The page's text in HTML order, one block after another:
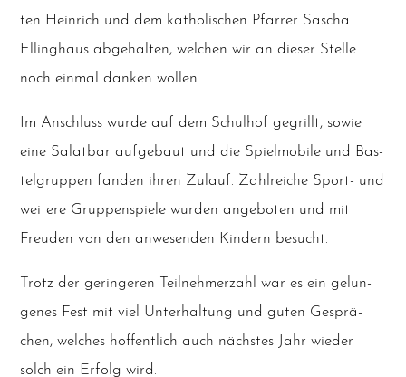
ten Hein­rich und dem katho­li­schen Pfar­rer Sascha
Elling­haus abge­hal­ten, wel­chen wir an die­ser Stel­le
noch ein­mal dan­ken wollen.
Im Anschluss wur­de auf dem Schul­hof gegrillt, sowie
eine Salat­bar auf­ge­baut und die Spiel­mo­bi­le und Bas­
tel­grup­pen fan­den ihren Zulauf. Zahl­rei­che Sport- und
wei­te­re Grup­pen­spie­le wur­den ange­bo­ten und mit
Freu­den von den anwe­sen­den Kin­dern besucht.
Trotz der gerin­ge­ren Teil­neh­mer­zahl war es ein gelun­
ge­nes Fest mit viel Unter­hal­tung und guten Gesprä­
chen, wel­ches hof­fent­lich auch nächs­tes Jahr wie­der
solch ein Erfolg wird.